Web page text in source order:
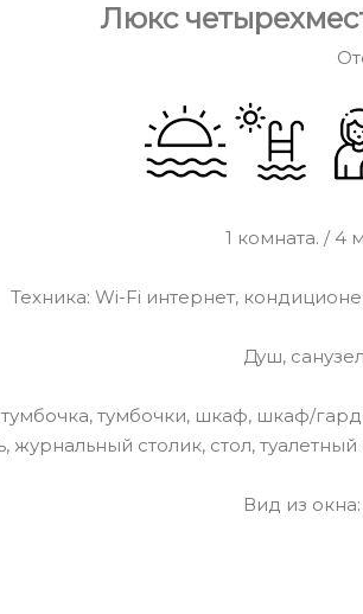
Люкс
1 комната. / 4
Техника: Wi-Fi интернет,
Душ,
тумбочка, тумбочки, шкаф, шкаф/
журнальный столик, стол,
Вид из